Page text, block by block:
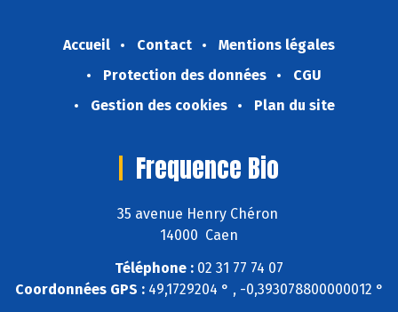
Accueil Contact
Mentions légales
Protection des données
CGU
Gestion des cookies
Plan du site
Frequence Bio
35 avenue Henry Chéron
14000 Caen
Téléphone : 02 31 77 74 07
Coordonnées GPS :49,1729204 ° , -0,393078800000012 °